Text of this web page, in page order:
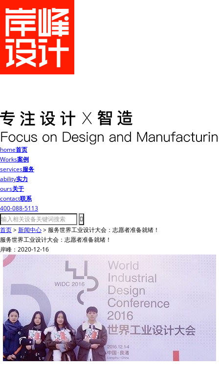
home首页
Works案例
services服务
ability实力
ours关于
contact联系
400-088-5113
首页> 新闻中心> 服务世界工业设计大会：志愿者准备就绪！
服务世界工业设计大会：志愿者准备就绪！
岸峰：2020-12-16